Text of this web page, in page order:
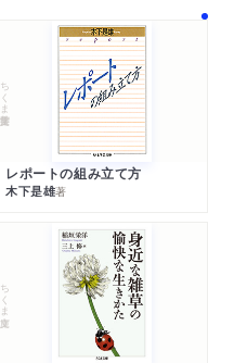
ちくま学芸文庫
レポートの組み立て方
木下是雄著
ちくま文庫